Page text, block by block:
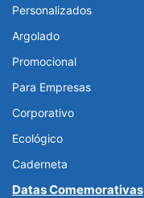
Personalizados
Argolado
Promocional
Para Empresas
Corporativo
Ecológico
Caderneta
Datas Comemorativas